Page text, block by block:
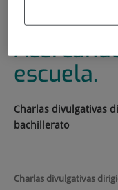
¿Qué es
escuela.
Charlas divulgativas
bachillerato
Charlas divulgativas